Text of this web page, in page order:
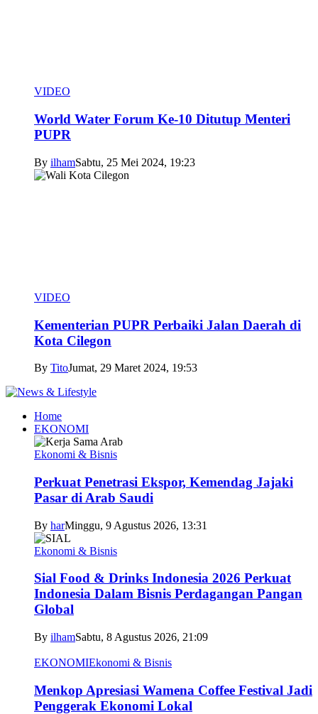
VIDEO
World Water Forum Ke-10 Ditutup Menteri
PUPR
By ilhamSabtu, 25 Mei 2024, 19:23
VIDEO
Kementerian PUPR Perbaiki Jalan Daerah di
Kota Cilegon
By TitoJumat, 29 Maret 2024, 19:53
Home
EKONOMI
Ekonomi & Bisnis
Perkuat Penetrasi Ekspor, Kemendag Jajaki
Pasar di Arab Saudi
By harMinggu, 9 Agustus 2026, 13:31
Ekonomi & Bisnis
Sial Food & Drinks Indonesia 2026 Perkuat
Indonesia Dalam Bisnis Perdagangan Pangan
Global
By ilhamSabtu, 8 Agustus 2026, 21:09
EKONOMIEkonomi & Bisnis
Menkop Apresiasi Wamena Coffee Festival Jadi
Penggerak Ekonomi Lokal